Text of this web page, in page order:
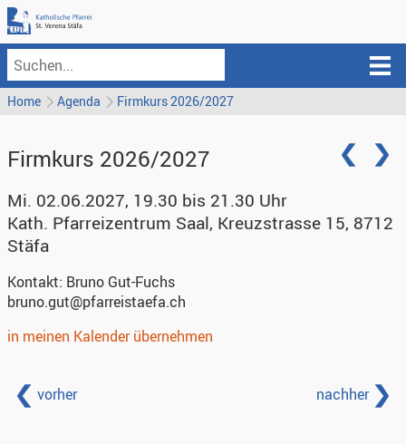
Home Agenda Firmkurs 2026/2027
Firmkurs 2026/2027
Mi. 02.06.2027, 19.30 bis 21.30 Uhr
Kath. Pfarreizentrum Saal, Kreuzstrasse 15, 8712
Stäfa
Kontakt: Bruno Gut-Fuchs
bruno.gut@pfarreistaefa.ch
in meinen Kalender übernehmen
vorher nachher